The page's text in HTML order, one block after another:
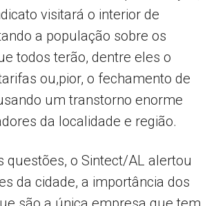
visitará o interior de
a população sobre os
todos terão, dentre eles o
ou,pior, o fechamento de
um transtorno enorme
da localidade e região.
questões, o Sintect/AL alertou
da cidade, a importância dos